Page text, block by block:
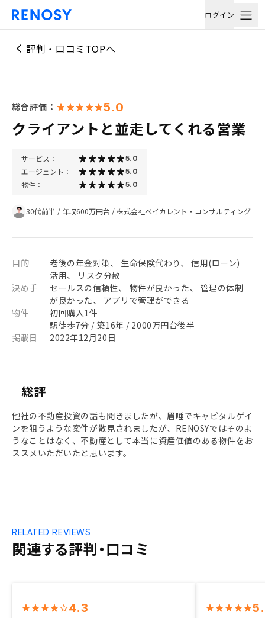
ログイン
評判・口コミTOPへ
総合評価： 5.0
クライアントと並走してくれる営業
サービス： 5.0
エージェント： 5.0
物件： 5.0
30代前半 / 年収600万円台 /株式会社ベイカレント・コンサルティング
目的
老後の年金対策、 生命保険代わり、 信用(ローン)
活用、 リスク分散
決め手
セールスの信頼性、 物件が良かった、 管理の体制
が良かった、 アプリで管理ができる
物件
初回購入1件
駅徒歩7分 / 築16年 / 2000万円台後半
掲載日
2022年12月20日
総評
他社の不動産投資の話も聞きましたが、眉唾でキャピタルゲイ
ンを狙うような案件が散見されましたが、RENOSYではそのよ
うなことはなく、不動産として本当に資産価値のある物件をお
ススメいただいたと思います。
関連する評判・口コミ
RELATED REVIEWS
4.3